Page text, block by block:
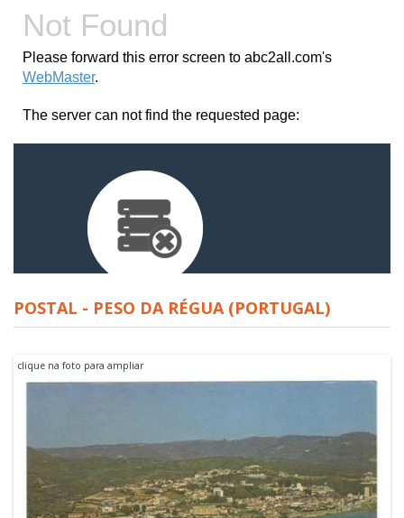
POSTAL - PESO DA RÉGUA (PORTUGAL)
clique na foto para ampliar